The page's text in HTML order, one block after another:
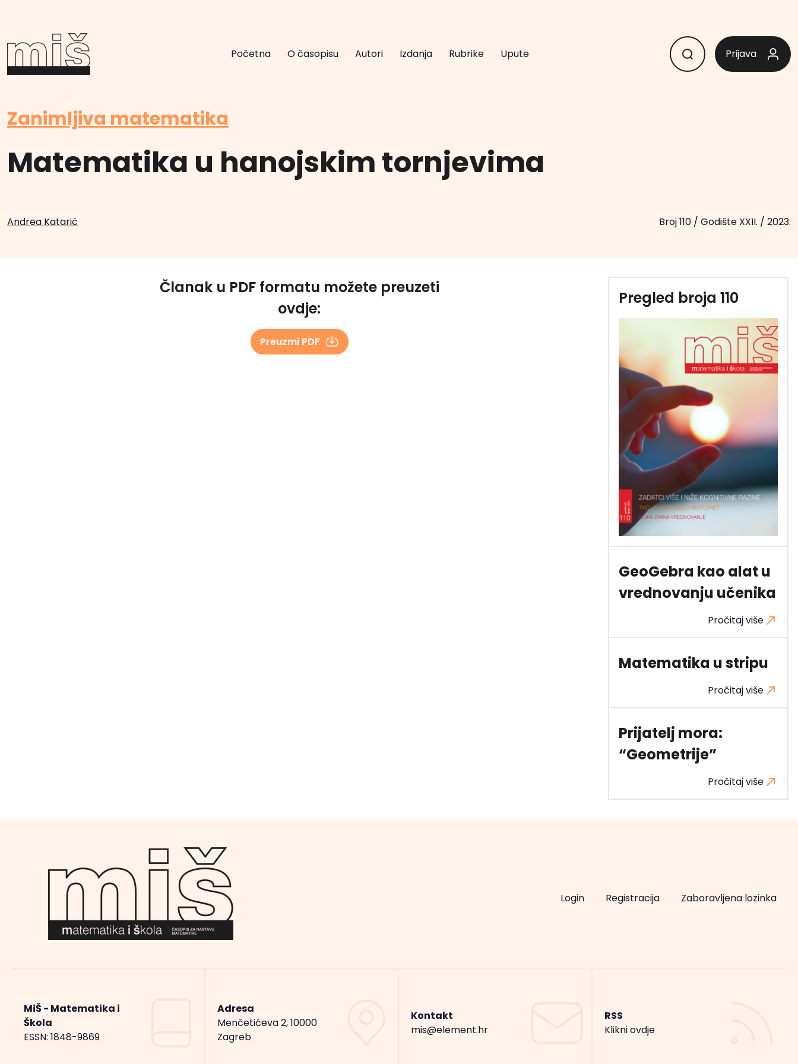
Početna O časopisu Autori Izdanja Rubrike Upute Prijava
Zanimljiva matematika
Matematika u hanojskim tornjevima
Andrea Katarić Broj 110/ Godište XXII. / 2023.
Članak u PDF formatu možete preuzeti
ovdje:
Preuzmi PDF
Pregled broja 110
GeoGebra kao alat u
vrednovanju učenika
Pročitaj više
Matematika u stripu
Pročitaj više
Prijatelj mora:
“Geometrije”
Pročitaj više
Login Registracija Zaboravljena lozinka
MiŠ - Matematika i
Škola
ESSN: 1848-9869
Adresa
Menčetićeva 2, 10000
Zagreb
Kontakt
mis@element.hr
RSS
Klikni ovdje